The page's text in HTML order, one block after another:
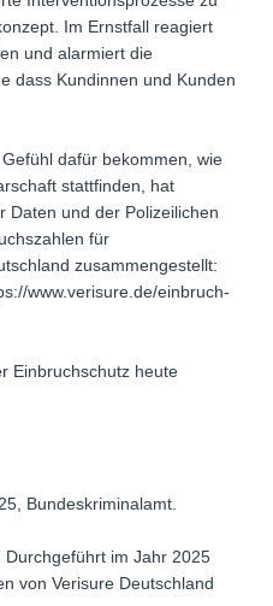
Im Ernstfall reagiert
und alarmiert die
dass Kundinnen und Kunden
dafür bekommen, wie
stattfinden, hat
Daten und der Polizeilichen
für
zusammengestellt:
www.verisure.de/einbruch-
Einbruchschutz heute
Bundeskriminalamt.
im Jahr 2025
von Verisure Deutschland